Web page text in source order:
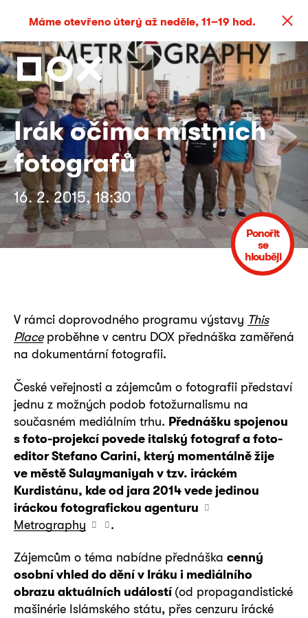
Máme otevřeno úterý až neděle, 11–19 hod.
Irák očima místních
fotografů
16. 2. 2015, 18:30
Ponořit
se
hlouběji
V rámci doprovodného programu výstavy This
Placeproběhne v centru DOX přednáška zaměřená
na dokumentární fotografii.
České veřejnosti a zájemcům o fotografii představí
jednu z možných podob fotožurnalismu na
současném mediálním trhu. Přednášku spojenou
s foto-projekcí povede italský fotograf a foto-
editor Stefano Carini, který momentálně žije
ve městě Sulaymaniyah v tzv. iráckém
Kurdistánu, kde od jara 2014 vede jedinou
iráckou fotografickou agenturu
Metrography
.
Zájemcům o téma nabídne přednáška cenný
osobní vhled do dění v Iráku i mediálního
obrazu aktuálních událostí(od propagandistické
mašinérie Islámského státu, přes cenzuru irácké